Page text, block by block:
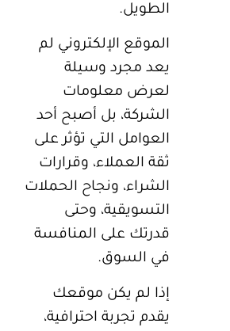
الموقع الإلكتروني لم
يعد مجرد وسيلة
لعرض معلومات
الشركة، بل أصبح أحد
العوامل التي تؤثر على
ثقة العملاء، وقرارات
الشراء، ونجاح الحملات
التسويقية، وحتى
قدرتك على المنافسة
في السوق.
إذا لم يكن موقعك
يقدم تجربة احترافية،